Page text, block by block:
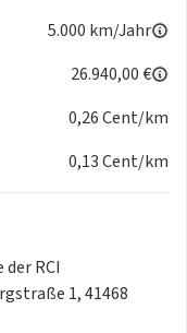
5.000 km/Jahr
26.940,00 €
0,26 Cent/km
0,13 Cent/km
RCI
1, 41468